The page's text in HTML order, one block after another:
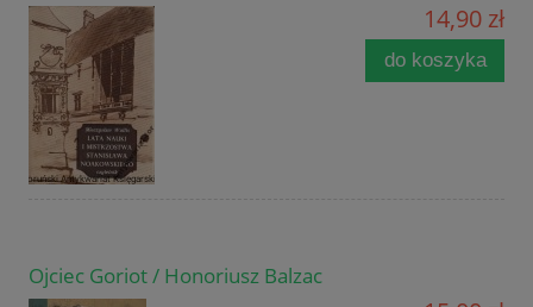
14,90 zł
do koszyka
Ojciec Goriot / Honoriusz Balzac